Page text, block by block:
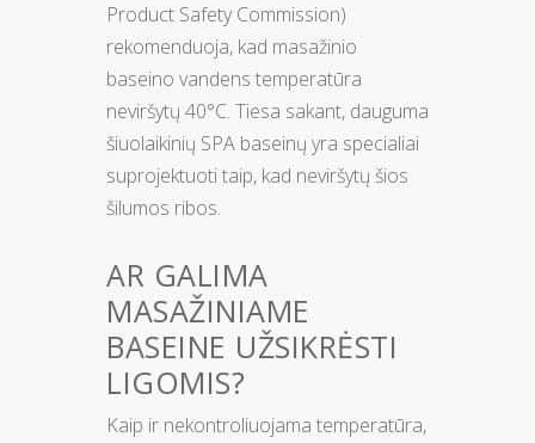
Product Safety Commission)
rekomenduoja, kad masažinio
baseino vandens temperatūra
neviršytų 40°C. Tiesa sakant, dauguma
šiuolaikinių SPA baseinų yra specialiai
suprojektuoti taip, kad neviršytų šios
šilumos ribos.
AR GALIMA
MASAŽINIAME
BASEINE UŽSIKRĖSTI
LIGOMIS?
Kaip ir nekontroliuojama temperatūra,